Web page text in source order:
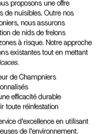
proposons une offre
de nuisibles. Outre nos
nous assurons
de nids de frelons
à risque. Notre approche
existantes tout en mettant
.
de Champniers
efficacité durable
toute réinfestation
d'excellence en utilisant
de l'environnement.